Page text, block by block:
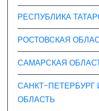
РЕСПУБЛИКА
РОСТОВСКАЯ
САМАРСКАЯ
САНКТ-ПЕТЕРБУРГ
ОБЛАСТЬ